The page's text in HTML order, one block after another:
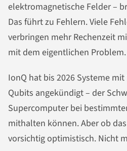
elektromagnetische Felder –
Das führt zu Fehlern. Viele
verbringen mehr Rechenzeit
mit dem eigentlichen Problem.
IonQ hat bis 2026 Systeme
Qubits angekündigt – der
Supercomputer bei
mithalten können. Aber ob
vorsichtig optimistisch. Nicht